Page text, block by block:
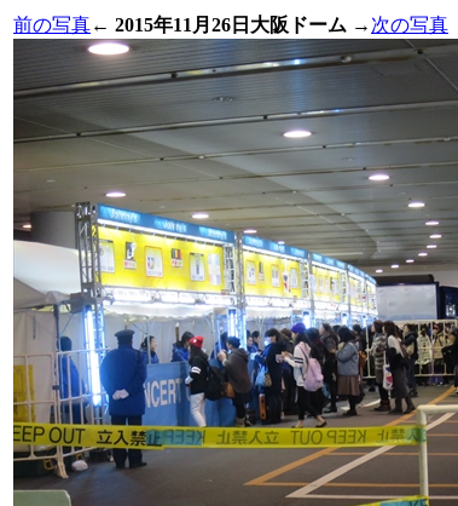
前の写真← 2015年11月26日大阪ドーム → 次の写真